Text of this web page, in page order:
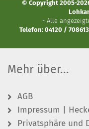
© Copyright 2005-
- Alle
Telefon: 04120 /
Mehr über...
AGB
Impressum |
Privatsphäre und